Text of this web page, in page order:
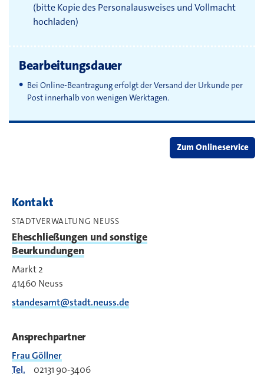
(bitte Kopie des Personalausweises und Vollmacht
hochladen)
Bearbeitungsdauer
Bei Online-Beantragung erfolgt der Versand der Urkunde per
Post innerhalb von wenigen Werktagen.
Zum Onlineservice
Kontakt
STADTVERWALTUNG NEUSS
Eheschließungen und sonstige
Beurkundungen
Markt 2
41460 Neuss
standesamt@stadt.neuss.de
Ansprechpartner
Frau Göllner
Tel.
02131 90-3406